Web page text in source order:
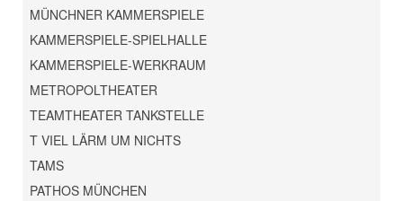
MÜNCHNER KAMMERSPIELE
KAMMERSPIELE-SPIELHALLE
KAMMERSPIELE-WERKRAUM
METROPOLTHEATER
TEAMTHEATER TANKSTELLE
T VIEL LÄRM UM NICHTS
TAMS
PATHOS MÜNCHEN